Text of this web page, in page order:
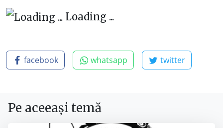
Loading ...
facebook whatsapp twitter
Pe aceeași temă